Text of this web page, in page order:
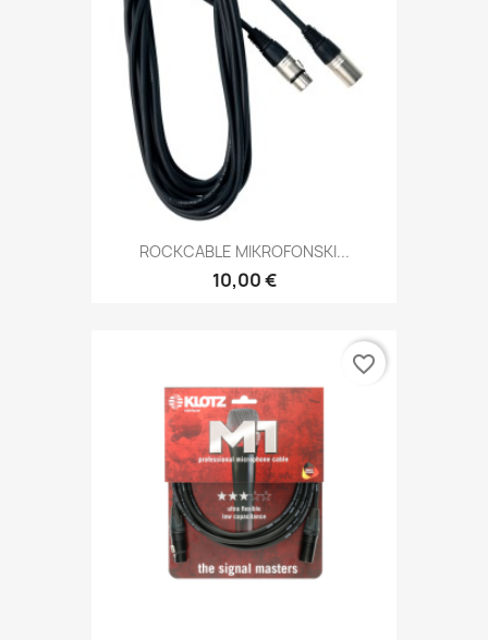
ROCKCABLE MIKROFONSKI...
10,00 €
favorite_border